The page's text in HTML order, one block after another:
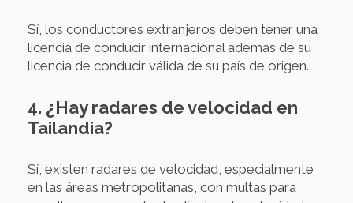
Sí, los conductores extranjeros deben tener una
licencia de conducir internacional además de su
licencia de conducir válida de su país de origen.
4. ¿Hay radares de velocidad en
Tailandia?
Sí, existen radares de velocidad, especialmente
en las áreas metropolitanas, con multas para